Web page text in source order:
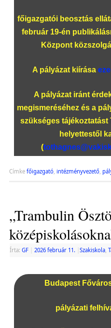
főigazgatói beosztás
február 19-én
Központ
A pályázat kiírása
A pályázat iránt
megismeréséhez és a
szükséges
helyettestől
(
Címke főigazgató, intézményvezető,
„Trambulin
Írta: GF 2026 február 11. Szakiskola,
Budapest
pályázati